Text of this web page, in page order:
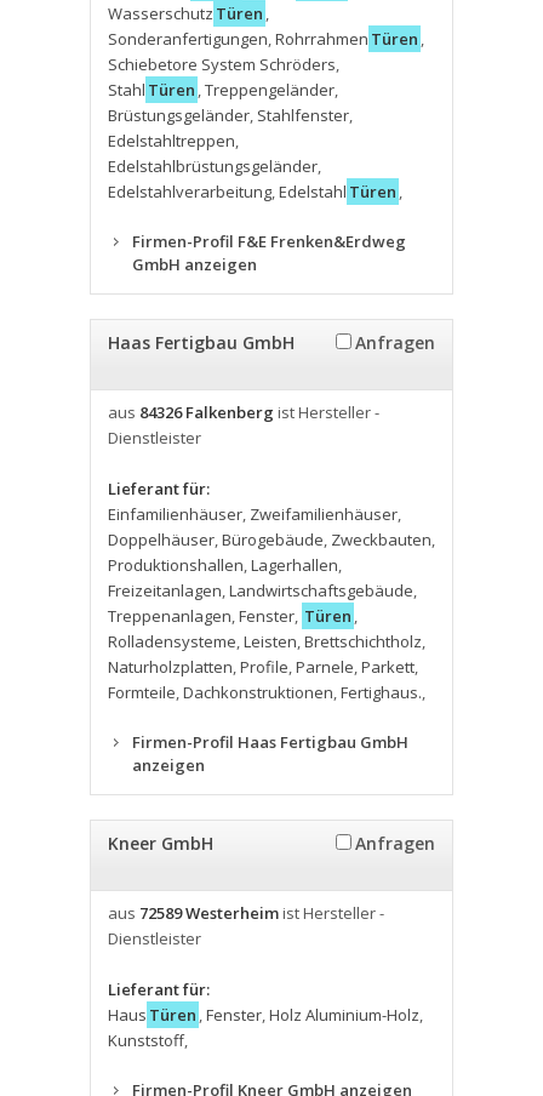
Wasserschutz Türen ,
Sonderanfertigungen,Rohrrahmen Türen ,
Schiebetore System Schröders,
Stahl Türen ,Treppengeländer,
Brüstungsgeländer, Stahlfenster,
Edelstahltreppen,
Edelstahlbrüstungsgeländer,
Edelstahlverarbeitung,Edelstahl Türen ,
Firmen-Profil F&E Frenken&Erdweg
GmbH anzeigen
Haas Fertigbau GmbH Anfragen
aus 84326 Falkenberg ist Hersteller -
Dienstleister
Lieferant für:
Einfamilienhäuser, Zweifamilienhäuser,
Doppelhäuser,Bürogebäude, Zweckbauten,
Produktionshallen,Lagerhallen,
Freizeitanlagen,Landwirtschaftsgebäude,
Treppenanlagen,Fenster, Türen ,
Rolladensysteme,Leisten,Brettschichtholz,
Naturholzplatten,Profile,Parnele,Parkett,
Formteile,Dachkonstruktionen,Fertighaus.,
Firmen-Profil Haas Fertigbau GmbH
anzeigen
Kneer GmbH Anfragen
aus 72589 Westerheimist Hersteller -
Dienstleister
Lieferant für:
Haus Türen ,Fenster,Holz Aluminium-Holz,
Kunststoff,
Firmen-Profil Kneer GmbH anzeigen